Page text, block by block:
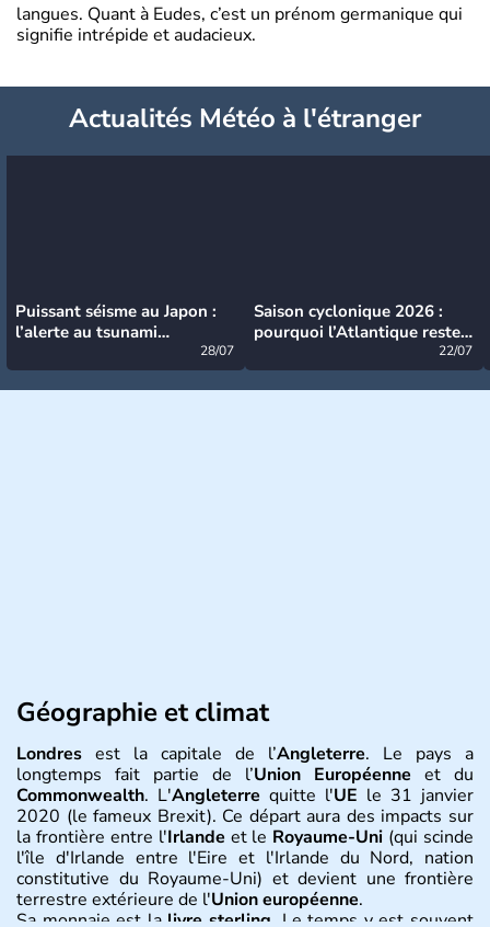
langues. Quant à Eudes, c’est un prénom germanique qui
signifie intrépide et audacieux.
Actualités Météo à l'étranger
Puissant séisme au Japon :
l’alerte au tsunami
28/07
Saison cyclonique 2026 :
pourquoi l’Atlantique reste
22/07
Géographie et climat
Londres est la capitale de l’Angleterre. Le pays a
longtemps fait partie de l’Union Européenne et du
Commonwealth. L'Angleterre quitte l'UE le 31 janvier
2020 (le fameux Brexit). Ce départ aura des impacts sur
la frontière entre l'Irlande et le Royaume-Uni (qui scinde
l'île d'Irlande entre l'Eire et l'Irlande du Nord, nation
constitutive du Royaume-Uni) et devient une frontière
terrestre extérieure de l'Union européenne.
Sa monnaie est lalivre sterling . Le temps y est souvent